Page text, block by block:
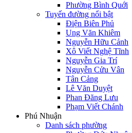
Phường Bình Quới
Tuyến đường nổi bật
Điện Biên Phủ
Ung Văn Khiêm
Nguyễn Hữu Cảnh
Xô Viết Nghệ Tĩnh
Nguyễn Gia Trí
Nguyễn Cửu Vân
Tân Cảng
Lê Văn Duyệt
Phan Đăng Lưu
Phạm Viết Chánh
Phú Nhuận
Danh sách phường